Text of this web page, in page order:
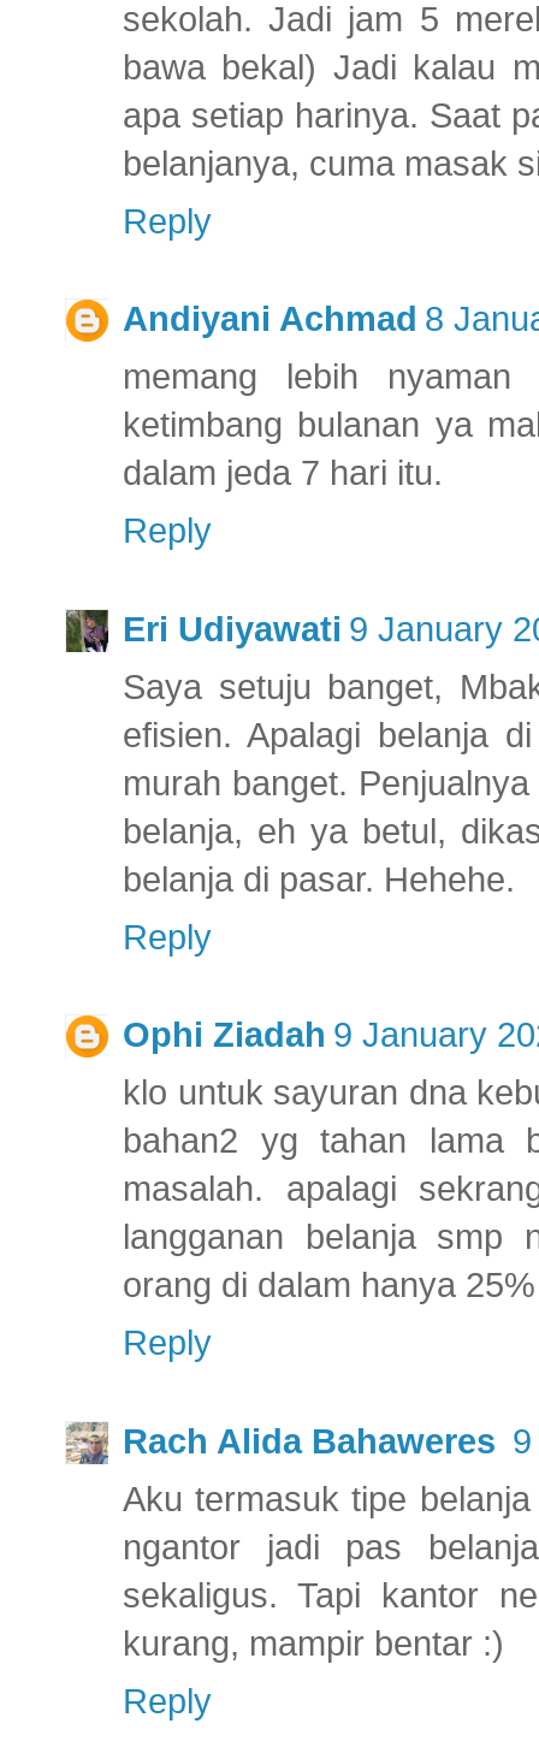
sekolah. Jadi jam 5
bawa bekal) Jadi kalau
apa setiap harinya. Saat
belanjanya, cuma masak
Reply
Andiyani Achmad 8
memang lebih
ketimbang bulanan ya
dalam jeda 7 hari itu.
Reply
Eri Udiyawati 9 January
Saya setuju banget,
efisien. Apalagi belanja
murah banget.
belanja, eh ya betul,
belanja di pasar. Hehehe.
Reply
Ophi Ziadah 9 January
klo untuk sayuran dna
bahan2 yg tahan lama
masalah. apalagi
langganan belanja smp
orang di dalam hanya
Reply
Rach Alida Bahaweres
Aku termasuk tipe
ngantor jadi pas
sekaligus. Tapi kantor
kurang, mampir bentar :)
Reply